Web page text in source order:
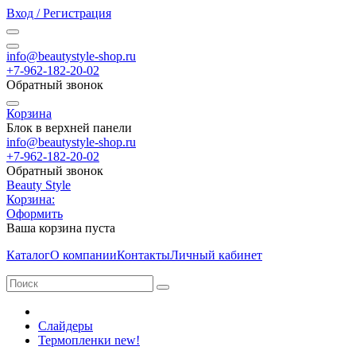
Вход / Регистрация
info@beautystyle-shop.ru
+7-962-182-20-02
Обратный звонок
Корзина
Блок в верхней панели
info@beautystyle-shop.ru
+7-962-182-20-02
Обратный звонок
Beauty Style
Корзина:
Оформить
Ваша корзина пуста
КаталогО компанииКонтактыЛичный кабинет
Слайдеры
Термопленки new!